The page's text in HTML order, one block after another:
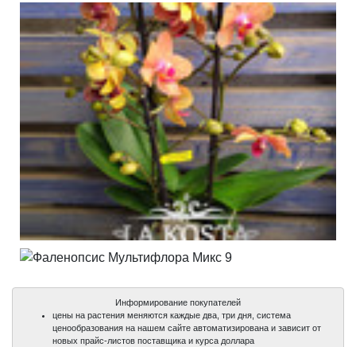
Информирование покупателей
цены на растения меняются каждые два, три дня, система
ценообразования на нашем сайте автоматизирована и зависит от
новых прайс-листов поставщика и курса доллара